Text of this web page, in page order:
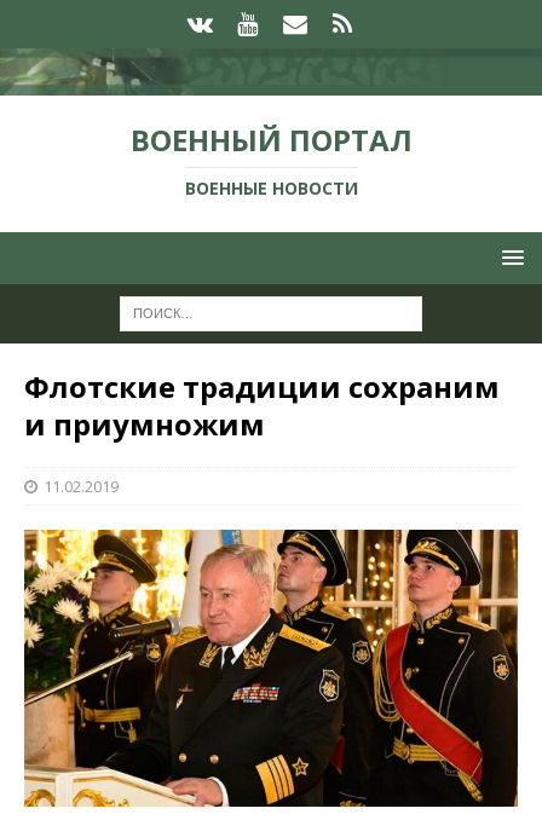
ВОЕННЫЙ ПОРТАЛ
ВОЕННЫЕ НОВОСТИ
Флотские традиции сохраним
и приумножим
11.02.2019